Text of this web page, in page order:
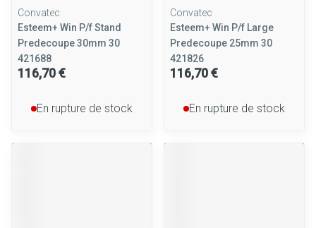
Convatec
Esteem+ Win P/f Stand
Predecoupe 30mm 30
421688
116,70 €
En rupture de stock
Convatec
Esteem+ Win P/f Large
Predecoupe 25mm 30
421826
116,70 €
En rupture de stock